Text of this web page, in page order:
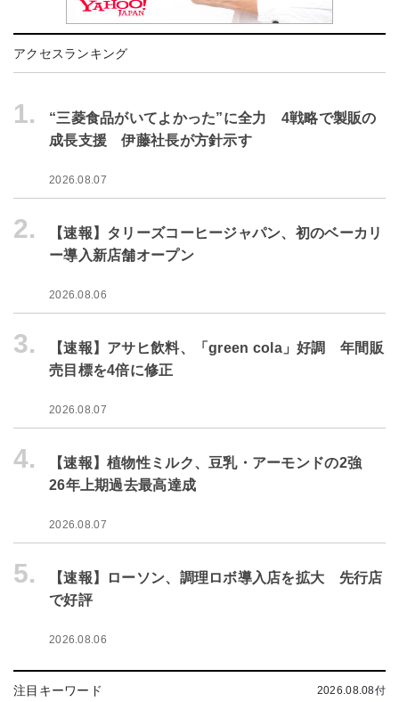
アクセスランキング
1.
“三菱食品がいてよかった”に全力 4戦略で製販の
成長支援 伊藤社長が方針示す
2026.08.07
2.
【速報】タリーズコーヒージャパン、初のベーカリ
ー導入新店舗オープン
2026.08.06
3.
【速報】アサヒ飲料、「green cola」好調 年間販
売目標を4倍に修正
2026.08.07
4.
【速報】植物性ミルク、豆乳・アーモンドの2強
26年上期過去最高達成
2026.08.07
5.
【速報】ローソン、調理ロボ導入店を拡大 先行店
で好評
2026.08.06
注目キーワード 2026.08.08付